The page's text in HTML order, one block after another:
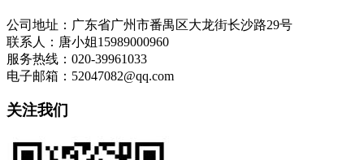
公司地址：广东省广州市番禺区大龙街长沙路29号
联系人：唐小姐15989000960
服务热线：020-39961033
电子邮箱：52047082@qq.com
关注我们